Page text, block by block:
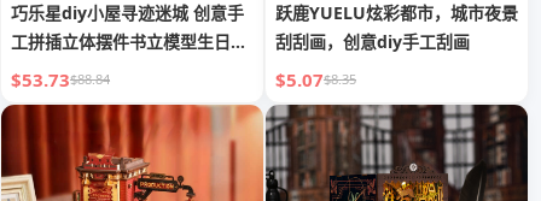
巧乐星diy小屋寻迹迷城 创意手
工拼插立体摆件书立模型生日礼
物
$53.73$88.84
跃鹿YUELU炫彩都市，城市夜景
刮刮画，创意diy手工刮画
$5.07$8.35